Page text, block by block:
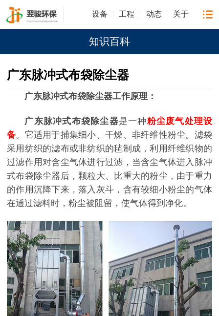
设备 工程 动态 关于
知识百科
广东脉冲式布袋除尘器
广东脉冲式布袋除尘器工作原理：
广东脉冲式布袋除尘器是一种粉尘废气处理设
备。它适用于捕集细小、干燥、非纤维性粉尘。滤袋
采用纺织的滤布或非纺织的毡制成，利用纤维织物的
过滤作用对含尘气体进行过滤，当含尘气体进入脉冲
式布袋除尘器后，颗粒大、比重大的粉尘，由于重力
的作用沉降下来，落入灰斗，含有较细小粉尘的气体
在通过滤料时，粉尘被阻留，使气体得到净化。